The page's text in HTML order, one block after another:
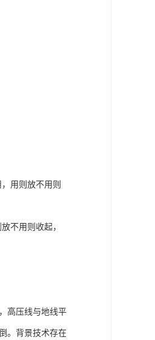
用则放不用则
不用则收起，
高压线与地线平
。背景技术存在